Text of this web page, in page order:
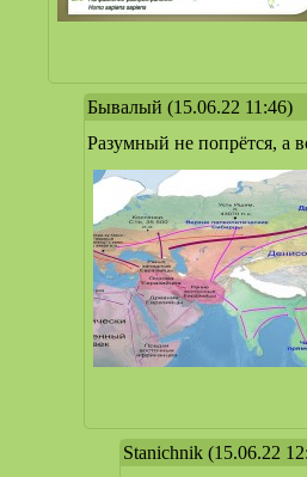
Бывалый (15.06.22 11:46)
Разумный не попрётся, а
Stanichnik (15.06.22